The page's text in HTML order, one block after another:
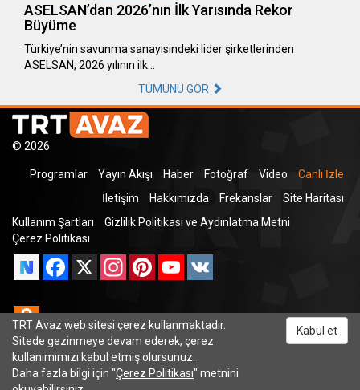
ASELSAN’dan 2026’nın İlk Yarısında Rekor
Büyüme
Türkiye’nin savunma sanayisindeki lider şirketlerinden
ASELSAN, 2026 yılının ilk…
TÜMÜNÜ GÖR
© 2026
Programlar Yayın Akışı Haber Fotoğraf Video
Canlı İzle
İletişim
Hakkımızda Frekanslar
Site Haritası
Kullanım Şartları
Gizlilik Politikası ve Aydınlatma Metni
Çerez Politikası
Facebook
X InstagramPinterestYouTube
Odnoklassniki
TRT Avaz web sitesi çerez kullanmaktadır.
Sitede gezinmeye devam ederek, çerez
kullanımımızı kabul etmiş olursunuz.
Daha fazla bilgi için "Çerez Politikası" metnini
Kabul et